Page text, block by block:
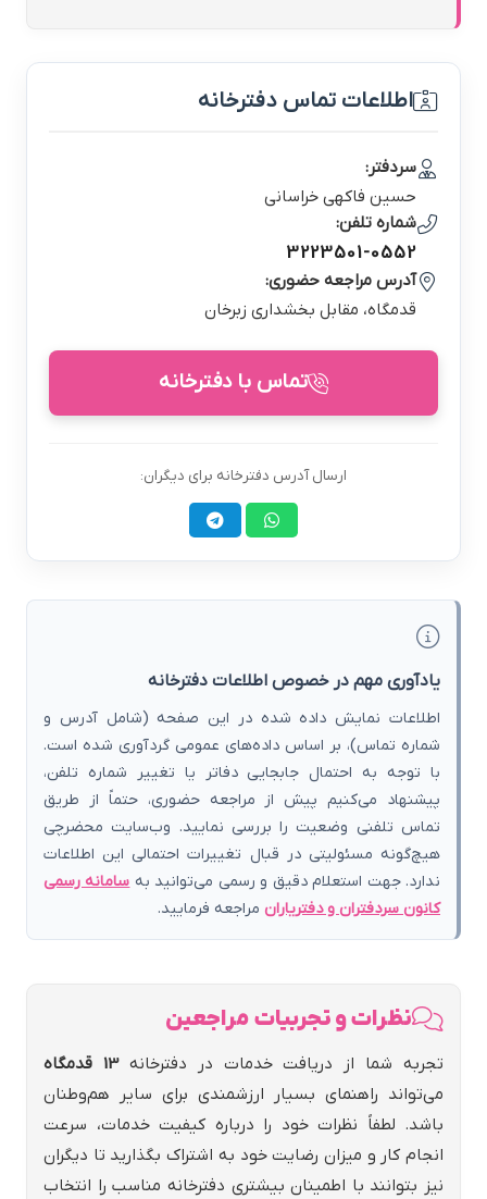
اطلاعات تماس دفترخانه
سردفتر:
حسين فاكهي خراساني
شماره تلفن:
3223501-0552
آدرس مراجعه حضوری:
قدمگاه، مقابل بخشداري زبرخان
تماس با دفترخانه
ارسال آدرس دفترخانه برای دیگران:
یادآوری مهم در خصوص اطلاعات دفترخانه
اطلاعات نمایش داده شده در این صفحه (شامل آدرس و
شماره تماس)، بر اساس داده‌های عمومی گردآوری شده است.
با توجه به احتمال جابجایی دفاتر یا تغییر شماره تلفن،
پیشنهاد می‌کنیم پیش از مراجعه حضوری، حتماً از طریق
تماس تلفنی وضعیت را بررسی نمایید. وب‌سایت محضرچی
هیچ‌گونه مسئولیتی در قبال تغییرات احتمالی این اطلاعات
ندارد. جهت استعلام دقیق و رسمی می‌توانید بهسامانه رسمی
کانون سردفتران و دفتریاران مراجعه فرمایید.
نظرات و تجربیات مراجعین
تجربه شما از دریافت خدمات در دفترخانه13 قدمگاه
می‌تواند راهنمای بسیار ارزشمندی برای سایر هم‌وطنان
باشد. لطفاً نظرات خود را درباره کیفیت خدمات، سرعت
انجام کار و میزان رضایت خود به اشتراک بگذارید تا دیگران
نیز بتوانند با اطمینان بیشتری دفترخانه مناسب را انتخاب